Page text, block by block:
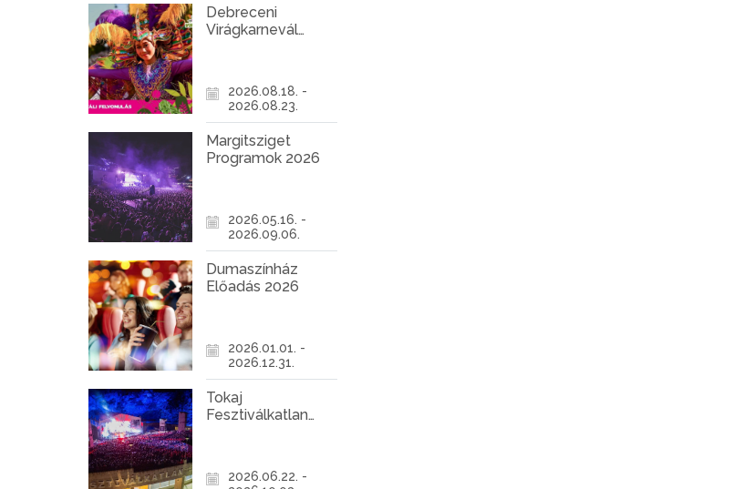
Debreceni
Virágkarnevál
2026.08.18. -
2026.08.23.
Margitsziget
Programok 2026
2026.05.16. -
2026.09.06.
Dumaszínház
Előadás 2026
2026.01.01. -
2026.12.31.
Tokaj
Fesztiválkatlan
2026.06.22. -